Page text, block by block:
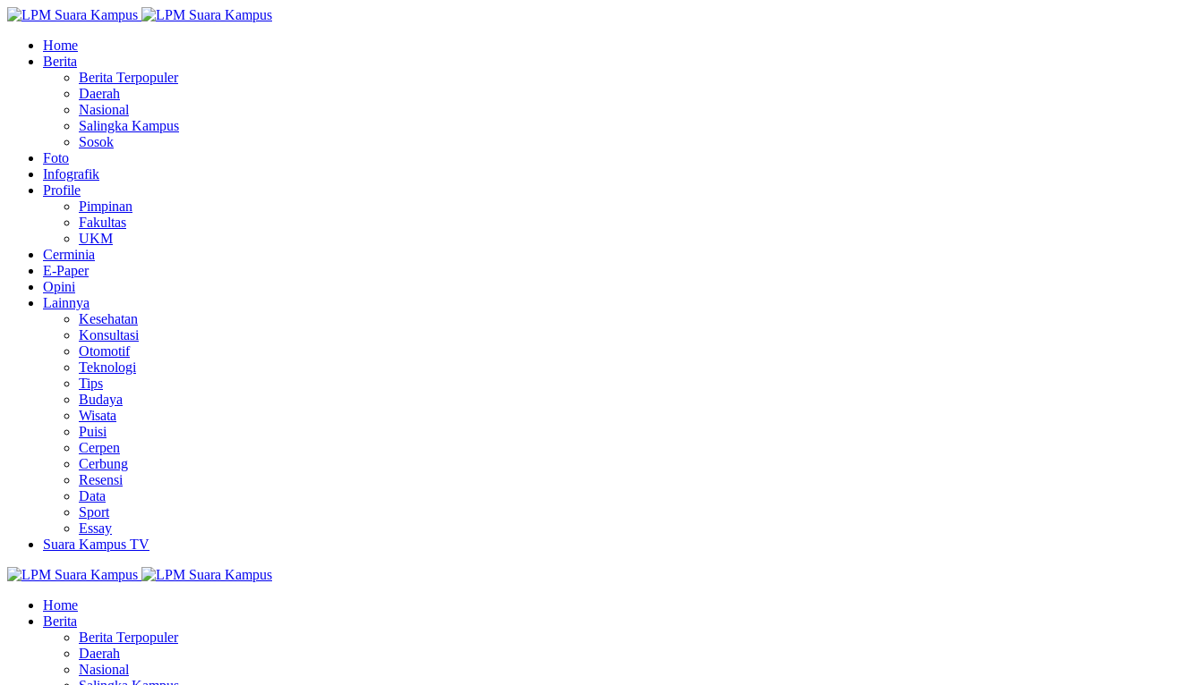
Home
Berita
Berita Terpopuler
Daerah
Nasional
Salingka Kampus
Sosok
Foto
Infografik
Profile
Pimpinan
Fakultas
UKM
Cerminia
E-Paper
Opini
Lainnya
Kesehatan
Konsultasi
Otomotif
Teknologi
Tips
Budaya
Wisata
Puisi
Cerpen
Cerbung
Resensi
Data
Sport
Essay
Suara Kampus TV
Home
Berita
Berita Terpopuler
Daerah
Nasional